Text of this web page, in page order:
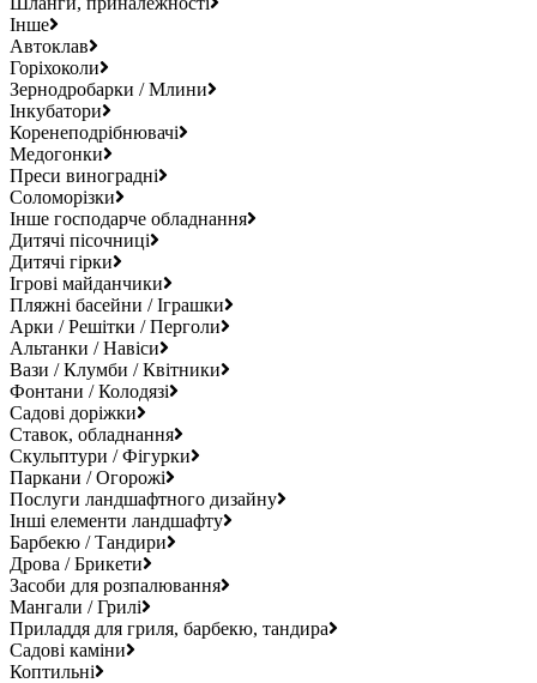
Інше
Автоклав
Горіхоколи
Зернодробарки / Млини
Інкубатори
Коренеподрібнювачі
Медогонки
Преси виноградні
Соломорізки
Інше господарче обладнання
Дитячі пісочниці
Дитячі гірки
Ігрові майданчики
Пляжні басейни / Іграшки
Арки / Решітки / Перголи
Альтанки / Навіси
Вази / Клумби / Квітники
Фонтани / Колодязі
Садові доріжки
Ставок, обладнання
Скульптури / Фігурки
Паркани / Огорожі
Послуги ландшафтного дизайну
Інші елементи ландшафту
Барбекю / Тандири
Дрова / Брикети
Засоби для розпалювання
Мангали / Грилі
Приладдя для гриля, барбекю, тандира
Садові каміни
Коптильні